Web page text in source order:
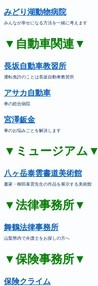
みどり湖動物病院
みんなが幸せになる方法を一緒に考えます
▼自動車関連▼
長坂自動車教習所
運転免許のことは長坂自動車教習所
アサカ自動車
車の総合病院
宮澤鈑金
車のお悩みごとを解決します
▼ミュージアム▼
八ヶ岳泰雲書道美術館
書家・柳田泰雲先生の作品を展示する美術館
▼法律事務所▼
舞鶴法律事務所
山梨県内で弁護士をお探しの方へ
▼保険事務所▼
保険クライム